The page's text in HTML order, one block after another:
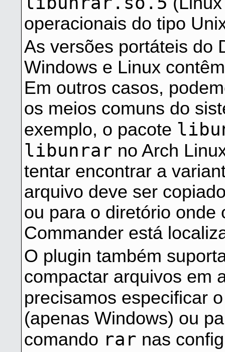
operacionais do tipo
As versões portáteis do
Windows e Linux
Em outros casos,
os meios comuns do
exemplo, o pacote
libunrar no Arch
tentar encontrar a
arquivo deve ser
ou para o diretório onde
Commander está
O plugin também
compactar arquivos em
precisamos especificar
(apenas Windows) ou
comando rar nas